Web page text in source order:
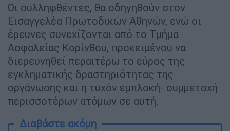
Οι συλληφθέντες, θα οδηγηθούν στον
Εισαγγελέα Πρωτοδικών Αθηνών, ενώ οι
έρευνες συνεχίζονται από το Τμήμα
Ασφαλείας Κορίνθου, προκειμένου να
διερευνηθεί περαιτέρω το εύρος της
εγκληματικής δραστηριότητας της
οργάνωσης και η τυχόν εμπλοκή- συμμετοχή
περισσοτέρων ατόμων σε αυτή.
Διαβάστε ακόμη